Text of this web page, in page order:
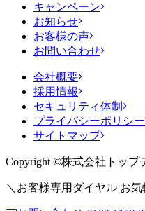
キャンペーン
お知らせ
お客様の声
お問い合わせ
会社概要
採用情報
セキュリティ体制
プライバシーポリシー
サイトマップ
Copyright ©株式会社トップ
＼ お客様専用ダイヤル お